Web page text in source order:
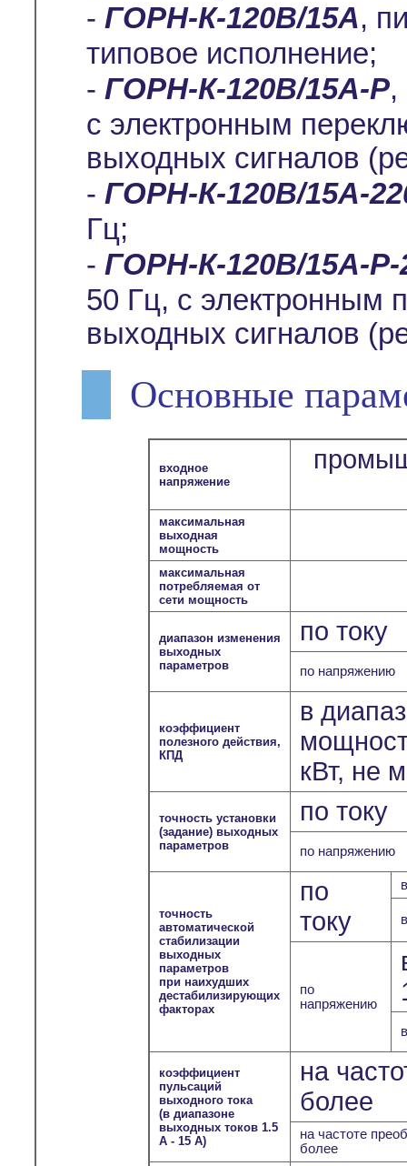
- ГОРН-К-120В/15А,
типовое исполнение;
- ГОРН-К-120В/15А-Р,
с электронным
выходных сигналов
- ГОРН-К-120В/15А-
Гц;
- ГОРН-К-120В/15А-Р-
50 Гц, с электронным
выходных сигналов
Основные
входное
напряжение
максимальная
выходная
мощность
максимальная
потребляемая от
сети мощность
диапазон изменения
выходных
параметров
по току
по напряжению
коэффициент
полезного действия,
КПД
в
кВт, не
точность установки
(задание) выходных
параметров
по току
по напряжению
точность
автоматической
стабилизации
выходных
параметров
при наихудших
дестабилизирующих
факторах
по
току
по
напряжению
коэффициент
пульсаций
выходного тока
(в диапазоне
выходных токов 1.5
А - 15 А)
на
более
на частоте
более